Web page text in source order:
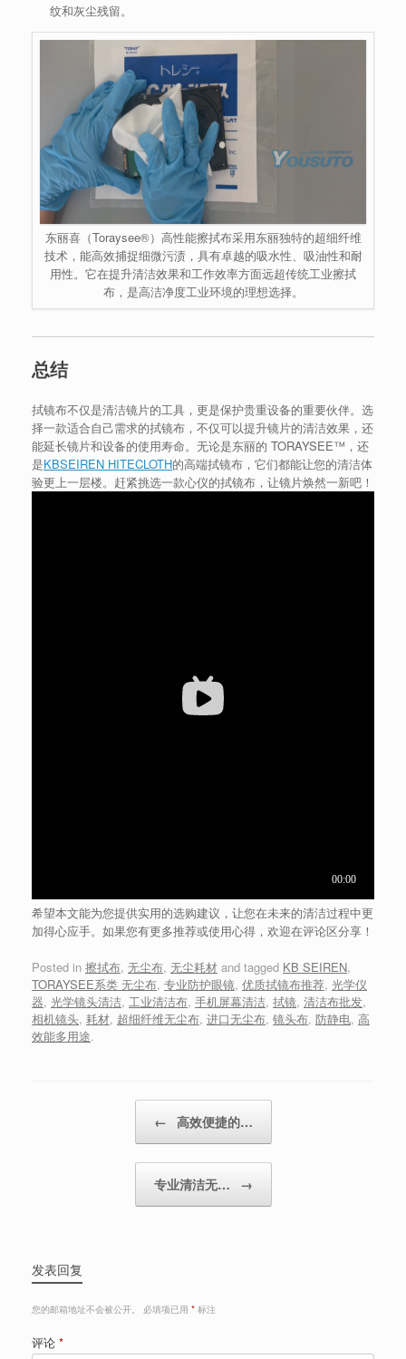
纹和灰尘残留。
东丽喜（Toraysee®）高性能擦拭布采用东丽独特的超细纤维
技术，能高效捕捉细微污渍，具有卓越的吸水性、吸油性和耐
用性。它在提升清洁效果和工作效率方面远超传统工业擦拭
布，是高洁净度工业环境的理想选择。
总结
拭镜布不仅是清洁镜片的工具，更是保护贵重设备的重要伙伴。选
择一款适合自己需求的拭镜布，不仅可以提升镜片的清洁效果，还
能延长镜片和设备的使用寿命。无论是东丽的 TORAYSEE™，还
是KBSEIREN HITECLOTH的高端拭镜布，它们都能让您的清洁体
验更上一层楼。赶紧挑选一款心仪的拭镜布，让镜片焕然一新吧！
希望本文能为您提供实用的选购建议，让您在未来的清洁过程中更
加得心应手。如果您有更多推荐或使用心得，欢迎在评论区分享！
Posted in 擦拭布, 无尘布, 无尘耗材 and tagged KB SEIREN,
TORAYSEE系类 无尘布, 专业防护眼镜, 优质拭镜布推荐, 光学仪
器, 光学镜头清洁, 工业清洁布, 手机屏幕清洁, 拭镜, 清洁布批发,
相机镜头, 耗材, 超细纤维无尘布, 进口无尘布, 镜头布, 防静电, 高
效能多用途.
← 高效便捷的…
专业清洁无… →
发表回复
您的邮箱地址不会被公开。 必填项已用 * 标注
评论 *